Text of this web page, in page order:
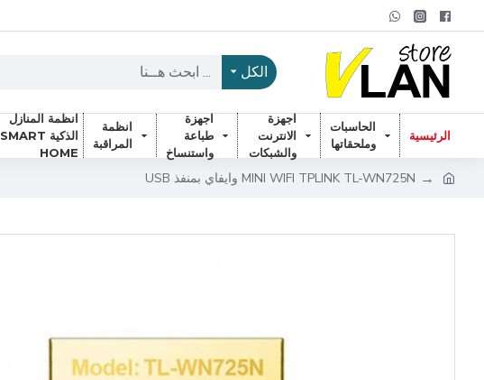
الكل
الرئيسية
الحاسبات
وملحقاتها
اجهزة
الانترنت
والشبكات
اجهزة
طباعة
واستنساخ
انظمة
المراقبة
انظمة المنازل
الذكية SMART
HOME
MINI WIFI TPLINK TL-WN725N وايفاي بمنفذ USB